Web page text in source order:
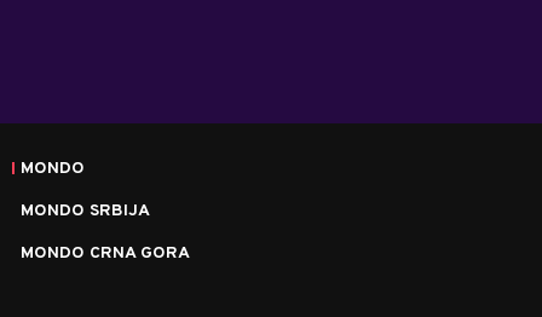
MONDO
MONDO SRBIJA
MONDO CRNA GORA